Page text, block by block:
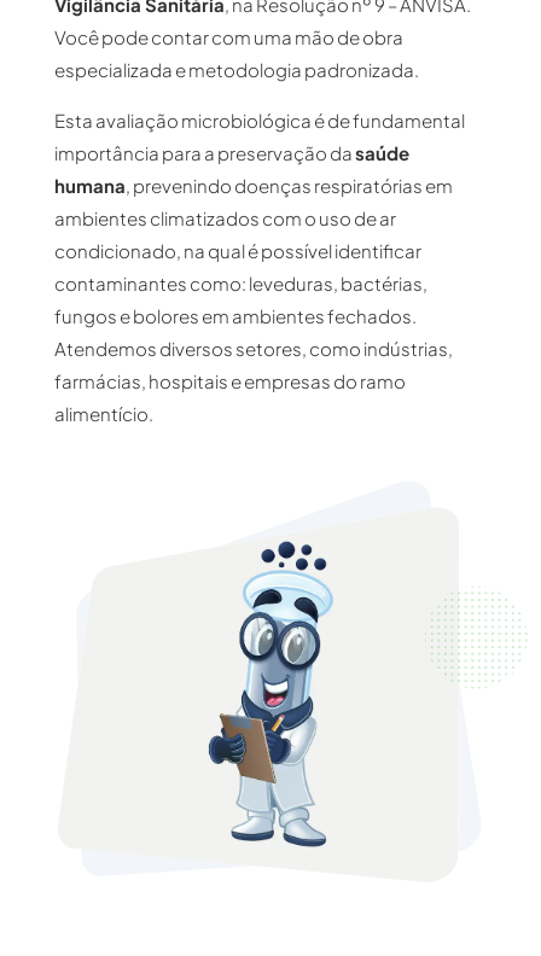
Você pode contar com uma mão de obra
especializada e metodologia padronizada.
Esta avaliação microbiológica é de fundamental
importância para a preservação dasaúde
humana, prevenindo doenças respiratórias em
ambientes climatizados com o uso de ar
condicionado, na qual é possível identificar
contaminantes como: leveduras, bactérias,
fungos e bolores em ambientes fechados.
Atendemos diversos setores, como indústrias,
farmácias, hospitais e empresas do ramo
alimentício.